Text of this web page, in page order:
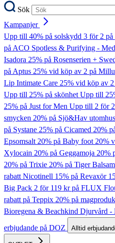
Sök
Kampanjer
Upp till 40% på solskydd 3 för 2
på ACO Spotless & Purifying -
Isadora 25% på Rosenserien +
på Aptus 25% vid köp av 2 på Millu
Lip Intimate Care 25% vid köp av
Upp till 25% på skönhetUpp till
25% på Just for Men Upp till 2 för
smycken 20% på Sjö&Hav
på Systane 25% på Cicamed 20%
Epsomsalt20% på Baby foot20%
Xylocain 20% på Geggamoja 20%
20% på Trixie 20% på Tiger Balsam
rabatt Nicotinell 15% på Revaxör
Big Pack 2 för 119 kr på FLUX
rabatt på Teppix 20% på
Bioregena & Beachkind Djurvård -
erbjudande på DOZ
Alltid